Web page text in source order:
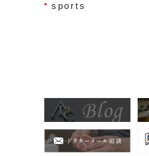
sports